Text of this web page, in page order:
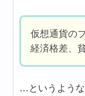
仮想通貨の
経済格差、
…というような